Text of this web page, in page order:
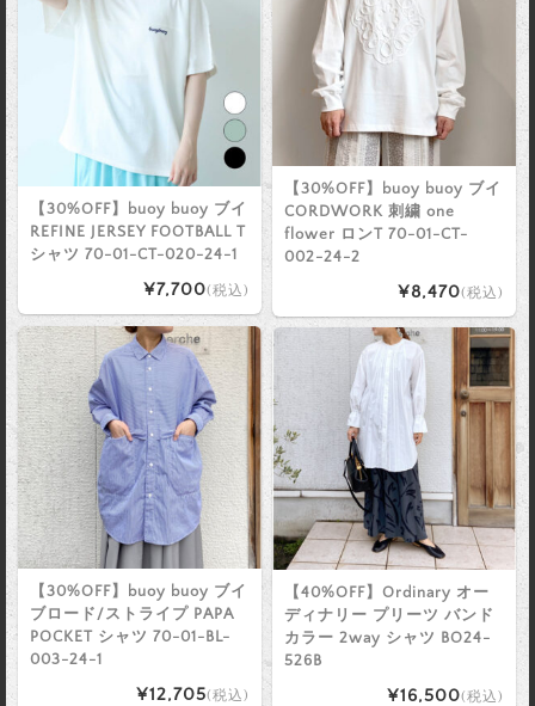
【30%OFF】buoy buoy ブイ
CORDWORK 刺繍 one
flower ロンT 70-01-CT-
002-24-2
¥8,470(税込)
【30%OFF】buoy buoy ブイ
REFINE JERSEY FOOTBALL T
シャツ 70-01-CT-020-24-1
¥7,700(税込)
【30%OFF】buoy buoy ブイ
ブロード/ストライプ PAPA
POCKET シャツ 70-01-BL-
003-24-1
¥12,705(税込)
【40%OFF】Ordinary オー
ディナリー プリーツ バンド
カラー 2way シャツ BO24-
526B
¥16,500(税込)